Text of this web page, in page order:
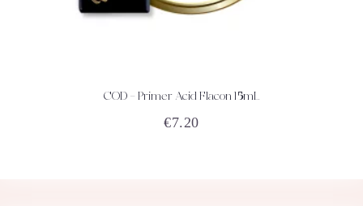
ACHETEZ DÉTAILS
COD – Primer Acid Flacon 15mL
€7.20